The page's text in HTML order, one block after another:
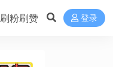
刷粉刷赞 登录